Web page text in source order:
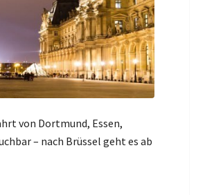
von Dortmund, Essen,
– nach Brüssel geht es ab